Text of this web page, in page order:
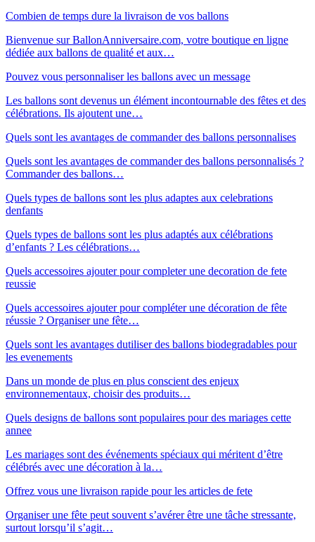
Combien de temps dure la livraison de vos ballons
Bienvenue sur BallonAnniversaire.com, votre boutique en ligne
dédiée aux ballons de qualité et aux…
Pouvez vous personnaliser les ballons avec un message
Les ballons sont devenus un élément incontournable des fêtes et des
célébrations. Ils ajoutent une…
Quels sont les avantages de commander des ballons personnalises
Quels sont les avantages de commander des ballons personnalisés ?
Commander des ballons…
Quels types de ballons sont les plus adaptes aux celebrations
denfants
Quels types de ballons sont les plus adaptés aux célébrations
d’enfants ? Les célébrations…
Quels accessoires ajouter pour completer une decoration de fete
reussie
Quels accessoires ajouter pour compléter une décoration de fête
réussie ? Organiser une fête…
Quels sont les avantages dutiliser des ballons biodegradables pour
les evenements
Dans un monde de plus en plus conscient des enjeux
environnementaux, choisir des produits…
Quels designs de ballons sont populaires pour des mariages cette
annee
Les mariages sont des événements spéciaux qui méritent d’être
célébrés avec une décoration à la…
Offrez vous une livraison rapide pour les articles de fete
Organiser une fête peut souvent s’avérer être une tâche stressante,
surtout lorsqu’il s’agit…